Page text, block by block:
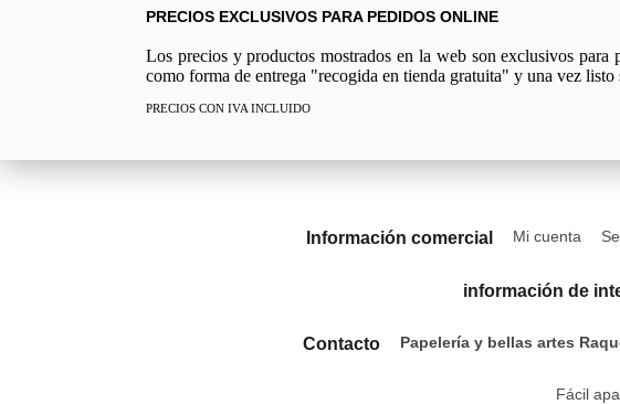
PRECIOS EXCLUSIVOS PARA PEDIDOS ONLINE
Los precios y productos mostrados en la web son exclusivos
como forma de entrega "recogida en tienda gratuita" y una vez
PRECIOS CON IVA INCLUIDO
Información comercial Mi cuenta
información de
Contacto Papelería y bellas artes
Fácil